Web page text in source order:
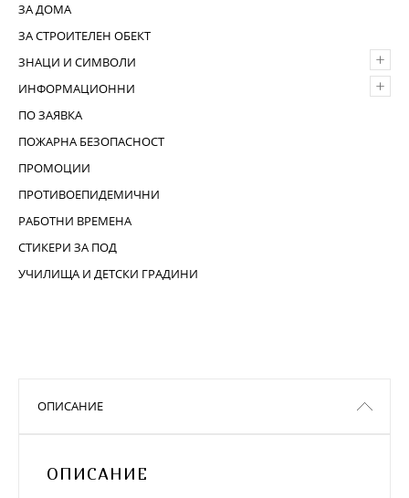
ЗА ДОМА
ЗА СТРОИТЕЛЕН ОБЕКТ
+
ЗНАЦИ И СИМВОЛИ
+
ИНФОРМАЦИОННИ
ПО ЗАЯВКА
ПОЖАРНА БЕЗОПАСНОСТ
ПРОМОЦИИ
ПРОТИВОЕПИДЕМИЧНИ
РАБОТНИ ВРЕМЕНА
СТИКЕРИ ЗА ПОД
УЧИЛИЩА И ДЕТСКИ ГРАДИНИ
ОПИСАНИЕ
ОПИСАНИЕ